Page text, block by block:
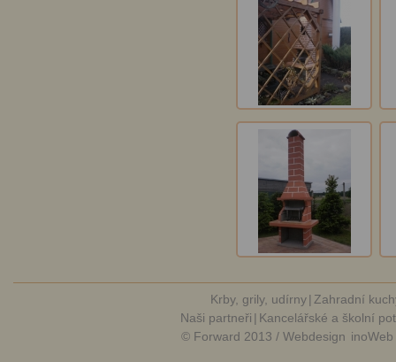
Krby, grily, udírny | Zahradní
Naši partneři | Kancelářské a školní
© Forward 2013 / Webdesign inoWeb